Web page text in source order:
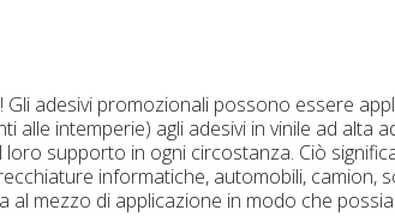
adesivi promozionali possono essere
alle intemperie) agli adesivi in vinile ad alta
supporto in ogni circostanza. Ciò
informatiche, automobili, camion,
al mezzo di applicazione in modo che